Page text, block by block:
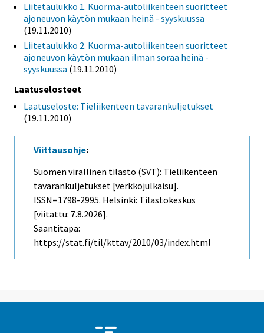
Liitetaulukko 1. Kuorma-autoliikenteen suoritteet
ajoneuvon käytön mukaan heinä - syyskuussa
(19.11.2010)
Liitetaulukko 2. Kuorma-autoliikenteen suoritteet
ajoneuvon käytön mukaan ilman soraa heinä -
syyskuussa (19.11.2010)
Laatuselosteet
Laatuseloste: Tieliikenteen tavarankuljetukset
(19.11.2010)
Viittausohje:
Suomen virallinen tilasto (SVT): Tieliikenteen
tavarankuljetukset [verkkojulkaisu].
ISSN=1798-2995. Helsinki: Tilastokeskus
[viitattu: 7.8.2026].
Saantitapa:
https://stat.fi/til/kttav/2010/03/index.html